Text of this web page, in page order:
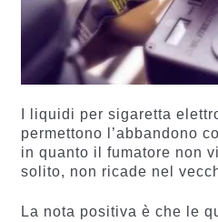
I liquidi per sigaretta
permettono l’abbandono
in quanto il fumatore non
solito, non ricade nel
La nota positiva è che le